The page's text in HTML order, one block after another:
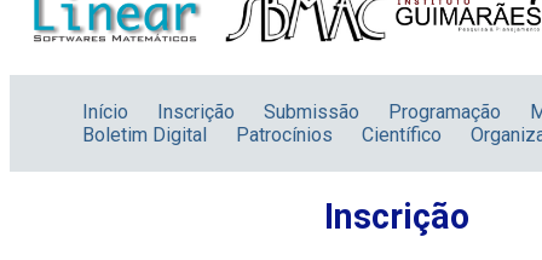
Início Inscrição Submissão Programação
Boletim Digital
Patrocínios Científico
Inscrição